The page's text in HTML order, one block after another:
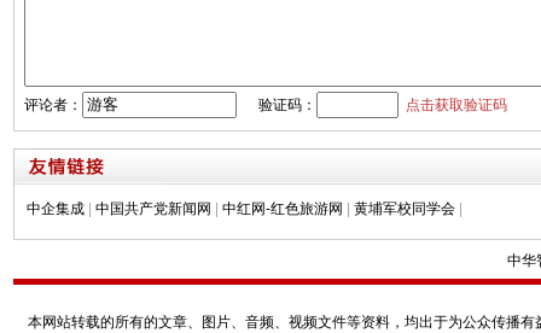
评论者： 验证码： 点击获取验证码
中企集成 中国共产党新闻网 中红网-红色旅游网 黄埔军校同学会
中华
本网站转载的所有的文章、图片、音频、视频文件等资料，均出于为公众传播